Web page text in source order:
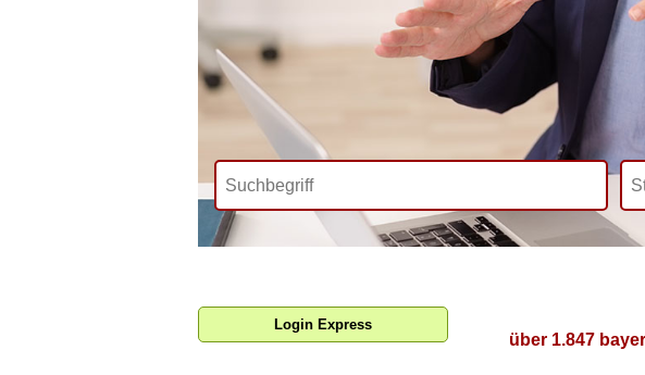
über 1.847
Login Express